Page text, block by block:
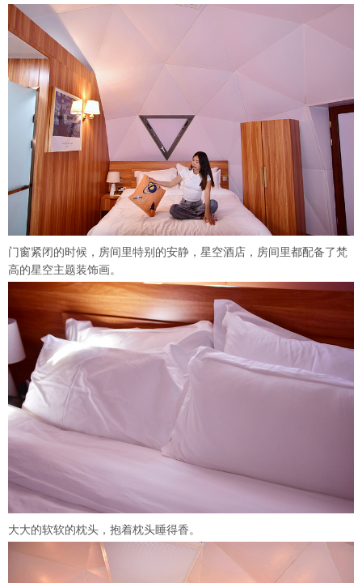
门窗紧闭的时候，房间里特别的安静，星空酒店，房间里都配备了梵
高的星空主题装饰画。
大大的软软的枕头，抱着枕头睡得香。